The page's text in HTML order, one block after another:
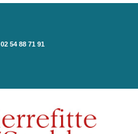
02 54 88 71 91